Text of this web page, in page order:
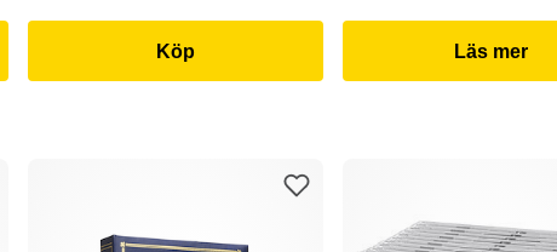
Köp Läs mer